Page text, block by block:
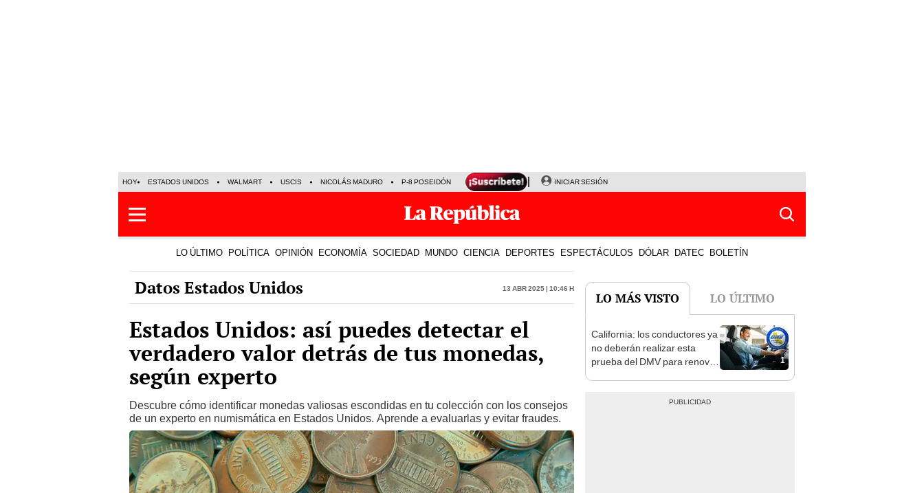
HOY ESTADOS UNIDOS WALMART USCIS NICOLÁS MADURO P-8 POSEIDÓN INICIAR SESIÓN
LO ÚLTIMO POLÍTICA OPINIÓN ECONOMÍA SOCIEDAD MUNDO CIENCIA DEPORTES ESPECTÁCULOS DÓLAR DATEC BOLETÍN
Datos Estados Unidos 13 Abr 2025 | 10:46 h
Estados Unidos: así puedes detectar el
verdadero valor detrás de tus monedas,
según experto
Descubre cómo identificar monedas valiosas escondidas en tu colección con los consejos
de un experto en numismática en Estados Unidos. Aprende a evaluarlas y evitar fraudes.
LO MÁS VISTO LO ÚLTIMO
1
California: los conductores ya
no deberán realizar esta
prueba del DMV para renovar